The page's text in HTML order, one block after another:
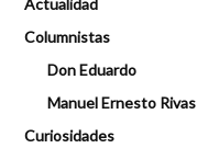
Actualidad
Columnistas
Don Eduardo
Manuel Ernesto Rivas
Curiosidades